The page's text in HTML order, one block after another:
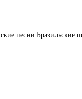
песни Бразильские